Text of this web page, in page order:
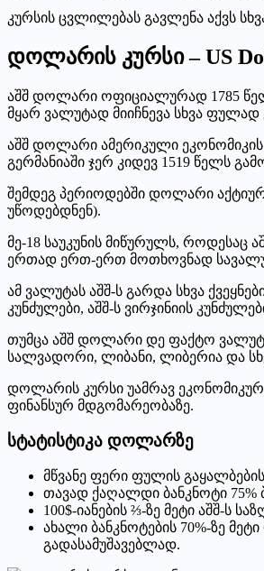
კურსის ცვლილებას გავლენა აქვს
დოლარის კურსი – US
აშშ დოლარი ოფიციალურად 1785
მყარ ვალუტად მიიჩნევა სხვა
აშშ დოლარი ამერიკული ეკონომიკის
გერმანიაში ჯერ კიდევ 1519 წელს
შემდეგ პერიოდებში დოლარი
უწოდებდნენ).
მე-18 საუკუნის მიწურულს,
ერთად ერთ-ერთ მოთხოვნად
ამ ვალუტას აშშ-ს გარდა სხვა
კუნძულები, აშშ-ს ვირჯინიის
თუმცა აშშ დოლარი დე ფაქტო
სალვადორი, ლიბანი, ლიბერია და
დოლარის კურსი უამრავ
ფინანსურ მდგომარეობაზე.
სტატისტიკა დოლარზე
მწვანე ფერი ფულის
თავად ქაღალდი ბანკნოტი 75%
100$-იანების ⅔-ზე მეტი აშშ-ს
ახალი ბანკნოტების 70%-ზე
გადასამუშავებლად.